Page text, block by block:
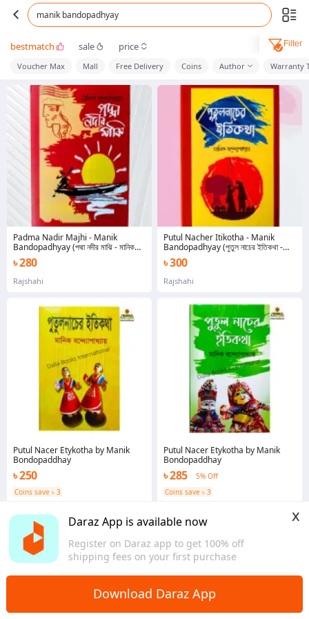
Daraz App is available now
Register on Daraz app to get 100% off
shipping fees on your first purchase
x
Download Daraz App
manik bandopadhyay
bestmatch sale price Filter
Voucher Max Mall Free Delivery Coins Author Warranty
Padma Nadir Majhi - Manik
Bandopadhyay (পদ্মা নদীর মাঝি - মানিক
বন্দ্যোপাধ্যায়)
৳ 280
Rajshahi
Putul Nacer Etykotha by Manik
Bondopaddhay
৳ 250
Coins save ৳ 3
Putul Nacher Itikotha - Manik
Bandopadhyay (পুতুল নাচের ইতিকথা -
মানিক বন্দ্যোপাধ্যায়)
৳ 300
Rajshahi
Putul Nacer Etykotha by Manik
Bondopaddhay
৳ 285
5% Off
Coins save ৳ 3